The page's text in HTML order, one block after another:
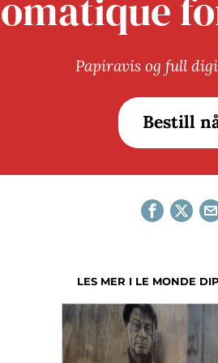
Papiravis og full
Bestill
LES MER I LE MONDE